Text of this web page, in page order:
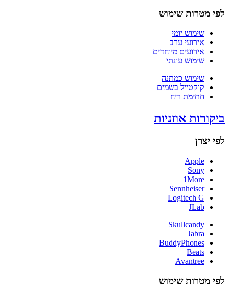
לפי מטרות שימוש
שימוש יומי
אירועי ערב
אירועים מיוחדים
שימוש עונתי
שימוש כמתנה
קוקטייל בשמים
חתימת ריח
ביקורות אוזניות
לפי יצרן
Apple
Sony
1More
Sennheiser
Logitech G
JLab
Skullcandy
Jabra
BuddyPhones
Beats
Avantree
לפי מטרות שימוש